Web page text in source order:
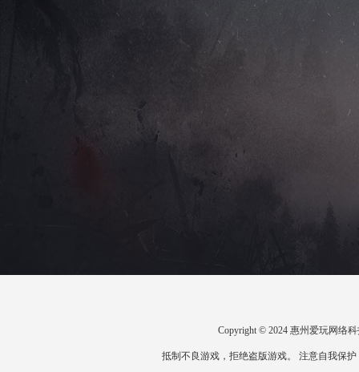
Copyright © 2024 惠州爱玩网络
抵制不良游戏，拒绝盗版游戏。 注意自我保